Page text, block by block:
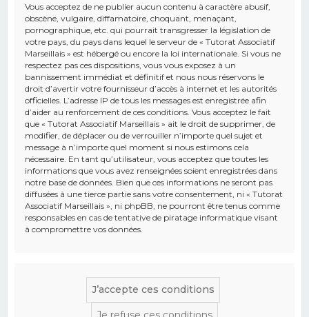
Vous acceptez de ne publier aucun contenu à caractère abusif,
obscène, vulgaire, diffamatoire, choquant, menaçant,
pornographique, etc. qui pourrait transgresser la législation de
votre pays, du pays dans lequel le serveur de « Tutorat Associatif
Marseillais » est hébergé ou encore la loi internationale. Si vous ne
respectez pas ces dispositions, vous vous exposez à un
bannissement immédiat et définitif et nous nous réservons le
droit d’avertir votre fournisseur d’accès à internet et les autorités
officielles. L’adresse IP de tous les messages est enregistrée afin
d’aider au renforcement de ces conditions. Vous acceptez le fait
que « Tutorat Associatif Marseillais » ait le droit de supprimer, de
modifier, de déplacer ou de verrouiller n’importe quel sujet et
message à n’importe quel moment si nous estimons cela
nécessaire. En tant qu’utilisateur, vous acceptez que toutes les
informations que vous avez renseignées soient enregistrées dans
notre base de données. Bien que ces informations ne seront pas
diffusées à une tierce partie sans votre consentement, ni « Tutorat
Associatif Marseillais », ni phpBB, ne pourront être tenus comme
responsables en cas de tentative de piratage informatique visant
à compromettre vos données.